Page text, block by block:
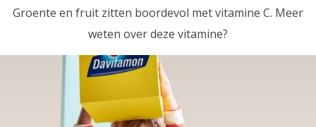
Groente en fruit zitten boordevol met vitamine C. Meer
weten over deze vitamine?